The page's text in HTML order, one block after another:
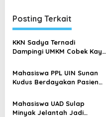
a
s
i
o
s
Posting Terkait
KKN Sadya Ternadi
Dampingi UMKM Cobek Kayu
Mahasiswa PPL UIN Sunan
Kudus Berdayakan Pasien
Kaligrafi
Mahasiswa UAD Sulap
Minyak Jelantah Jadi